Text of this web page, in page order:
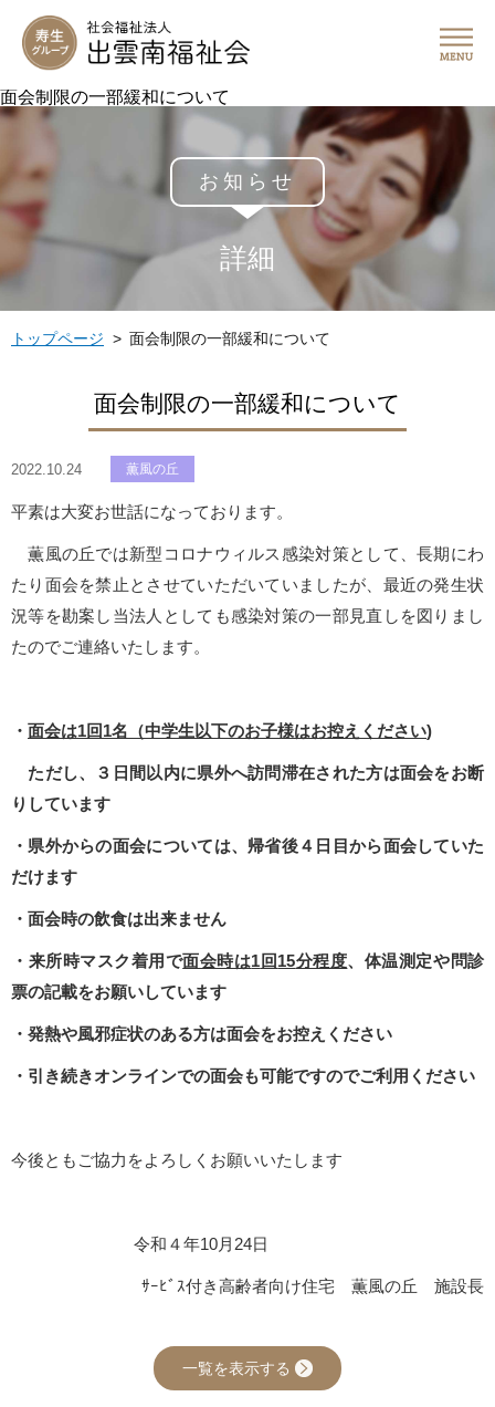
面会制限の一部緩和について
お知らせ
詳細
トップページ 面会制限の一部緩和について
面会制限の一部緩和について
2022.10.24 薫風の丘
平素は大変お世話になっております。
薫風の丘では新型コロナウィルス感染対策として、長期にわ
たり面会を禁止とさせていただいていましたが、最近の発生状
況等を勘案し当法人としても感染対策の一部見直しを図りまし
たのでご連絡いたします。
・ 面会は1回1名（中学生以下のお子様はお控えください)
ただし、３日間以内に県外へ訪問滞在された方は面会をお断
りしています
・県外からの面会については、帰省後４日目から面会していた
だけます
・面会時の飲食は出来ません
・来所時マスク着用で面会時は1 回15分程度、体温測定や問診
票の記載をお願いしています
・発熱や風邪症状のある方は面会をお控えください
・引き続きオンラインでの面会も可能ですのでご利用ください
今後ともご協力をよろしくお願いいたします
令和４年10月24日
ｻｰﾋﾞｽ付き高齢者向け住宅 薫風の丘 施設長
一覧を表示する